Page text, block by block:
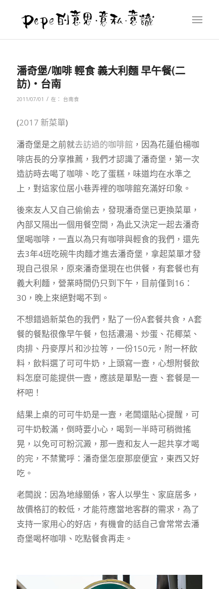
潘奇堡/咖啡 輕食 義大利麵 早午餐(二
訪)‧台南
2011/07/01 / 在： 台南食
(2017 新菜單)
潘奇堡是之前就去訪過的咖啡館 ，因為花蓮伯楊咖
啡店長的分享推薦，我們才認識了潘奇堡，第一次
造訪時去喝了咖啡、吃了蛋糕，味道均在水準之
上，對這家位居小巷弄裡的咖啡館充滿好印象。
後來友人又自己偷偷去，發現潘奇堡已更換菜單，
內部又隔出一個用餐空間，為此又決定一起去潘奇
堡喝咖啡，一直以為只有咖啡與輕食的我們，還先
去3年4班吃碗牛肉麵才進去潘奇堡，拿起菜單才發
現自己很呆，原來潘奇堡現在也供餐，有套餐也有
義大利麵，營業時間仍只到下午，目前僅到16：
30，晚上來絕對喝不到。
不想錯過新菜色的我們，點了一份A套餐共食，A套
餐的餐點很像早午餐，包括濃湯、炒蛋、花椰菜、
肉排、丹麥厚片和沙拉等，一份150元，附一杯飲
料，飲料選了可可牛奶，上頭寫一壼，心想附餐飲
料怎麼可能提供一壼，應該是單點一壼、套餐是一
杯吧！
結果上桌的可可牛奶是一壼，老闆還貼心提醒，可
可牛奶較滿，倒時要小心，喝到一半時可稍微搖
晃，以免可可粉沉澱，那一壼和友人一起共享才喝
的完，不禁驚呼：潘奇堡怎麼那麼便宜，東西又好
吃。
老闆說：因為地緣關係，客人以學生、家庭居多，
故價格訂的較低，才能符應當地客群的需求，為了
支持一家用心的好店，有機會的話自己會常常去潘
奇堡喝杯咖啡、吃點餐食再走。